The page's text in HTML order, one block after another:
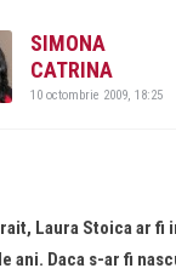
SIMONA
CATRINA
10 octombrie 2009, 18:25
Laura Stoica ar fi
ani. Daca s-ar fi